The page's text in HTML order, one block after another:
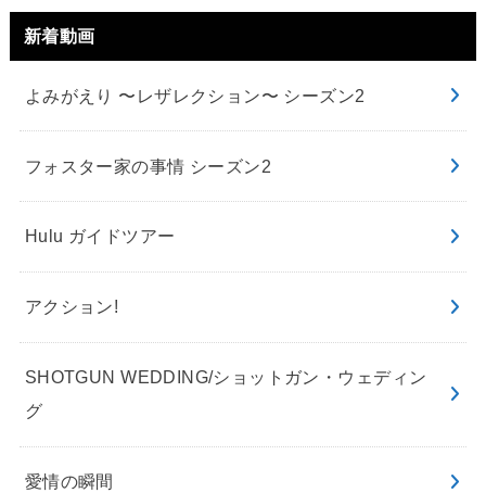
新着動画
よみがえり 〜レザレクション〜 シーズン2
フォスター家の事情 シーズン2
Hulu ガイドツアー
アクション!
SHOTGUN WEDDING/ショットガン・ウェディン
グ
愛情の瞬間